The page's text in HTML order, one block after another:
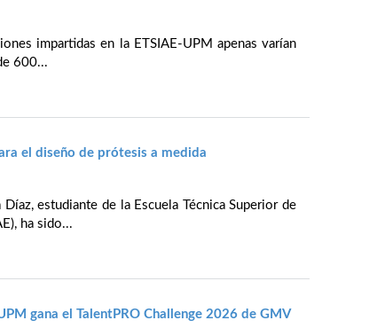
impartidas en la ETSIAE-UPM apenas varían
600...
el diseño de prótesis a medida
estudiante de la Escuela Técnica Superior de
ha sido...
gana el TalentPRO Challenge 2026 de GMV